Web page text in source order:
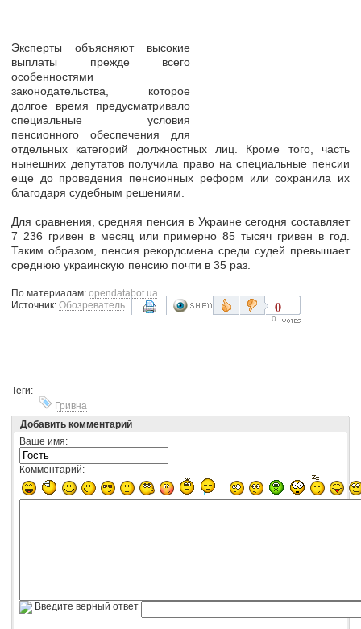
Эксперты объясняют высокие
выплаты прежде всего
особенностями
законодательства, которое
долгое время предусматривало
специальные условия
пенсионного обеспечения для
отдельных категорий должностных лиц. Кроме того, часть
нынешних депутатов получила право на специальные пенсии
еще до проведения пенсионных реформ или сохранила их
благодаря судебным решениям.
Для сравнения, средняя пенсия в Украине сегодня составляет
7 236 гривен в месяц или примерно 85 тысяч гривен в год.
Таким образом, пенсия рекордсмена среди судей превышает
среднюю украинскую пенсию почти в 35 раз.
По материалам: opendatabot.ua
Источник: Обозреватель 0
0
Теги:
Гривна
Добавить комментарий
Ваше имя:
Комментарий:
Введите верный ответ